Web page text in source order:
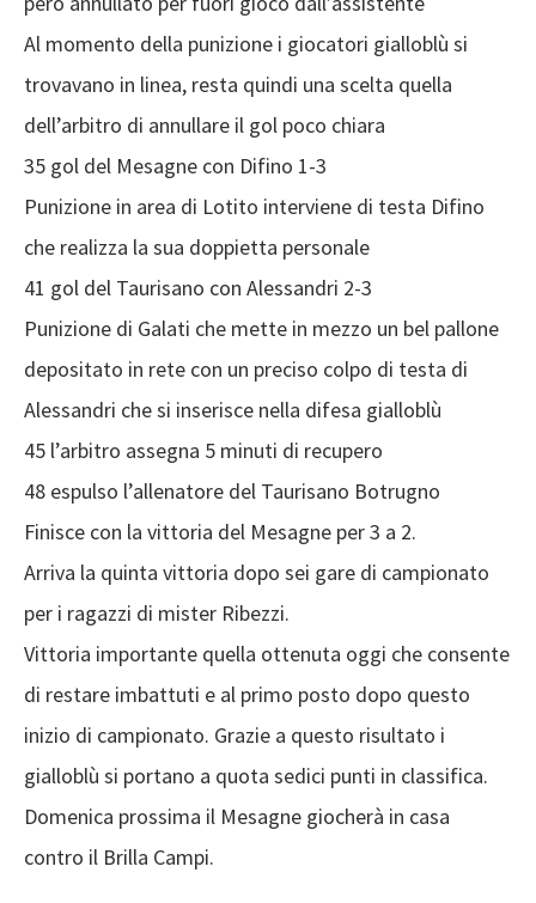
Al momento della punizione i giocatori gialloblù si
trovavano in linea, resta quindi una scelta quella
dell’arbitro di annullare il gol poco chiara
35 gol del Mesagne con Difino 1-3
Punizione in area di Lotito interviene di testa Difino
che realizza la sua doppietta personale
41 gol del Taurisano con Alessandri 2-3
Punizione di Galati che mette in mezzo un bel pallone
depositato in rete con un preciso colpo di testa di
Alessandri che si inserisce nella difesa gialloblù
45 l’arbitro assegna 5 minuti di recupero
48 espulso l’allenatore del Taurisano Botrugno
Finisce con la vittoria del Mesagne per 3 a 2.
Arriva la quinta vittoria dopo sei gare di campionato
per i ragazzi di mister Ribezzi.
Vittoria importante quella ottenuta oggi che consente
di restare imbattuti e al primo posto dopo questo
inizio di campionato. Grazie a questo risultato i
gialloblù si portano a quota sedici punti in classifica.
Domenica prossima il Mesagne giocherà in casa
contro il Brilla Campi.